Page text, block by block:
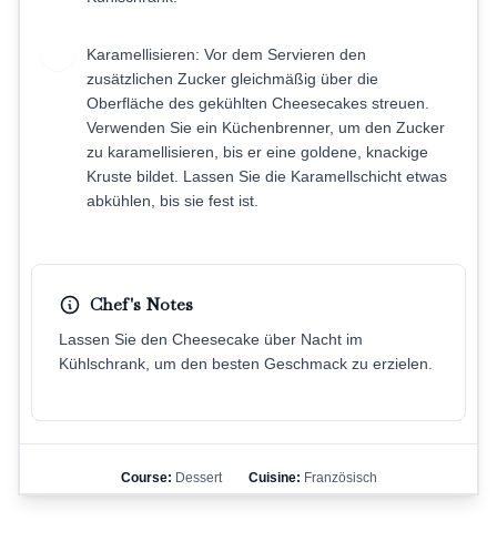
Karamellisieren: Vor dem Servieren den
zusätzlichen Zucker gleichmäßig über die
Oberfläche des gekühlten Cheesecakes streuen.
Verwenden Sie ein Küchenbrenner, um den Zucker
zu karamellisieren, bis er eine goldene, knackige
Kruste bildet. Lassen Sie die Karamellschicht etwas
abkühlen, bis sie fest ist.
Chef's Notes
Lassen Sie den Cheesecake über Nacht im
Kühlschrank, um den besten Geschmack zu erzielen.
Course: Dessert Cuisine: Französisch